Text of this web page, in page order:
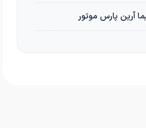
آرین پارس موتور